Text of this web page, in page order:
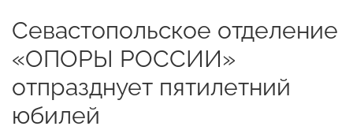
Севастопольское отделение
«ОПОРЫ РОССИИ»
отпразднует пятилетний
юбилей